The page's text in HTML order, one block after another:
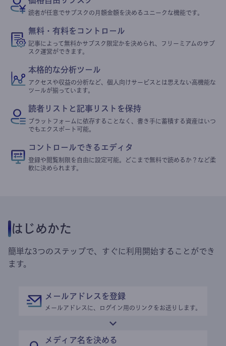
読者が任意でサブスクの月額金額を決めるユニークな機能です。
無料・有料をコントロール
記事によって無料かサブスク限定かを決められ、フリーミアムのサブ
スク運営ができます。
本格的な分析ツール
アクセスや収益の分析など、個人向けサービスとは思えない高機能な
ツールが揃っています。
読者リストと記事リストを保持
プラットフォームに依存することなく、書き手に蓄積する資産はいつ
でもエクスポート可能。
コントロールできるエディタ
登録や閲覧制限を自由に設定可能。どこまで無料で読めるか？など柔
軟に決められます。
はじめかた
簡単な3つのステップで、すぐに利用開始することができ
ます。
メールアドレスを登録
メールアドレスに、ログイン用のリンクをお送りします。
メディア名を決める